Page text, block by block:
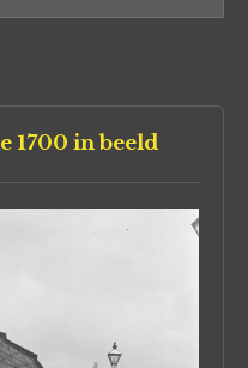
1700 in beeld